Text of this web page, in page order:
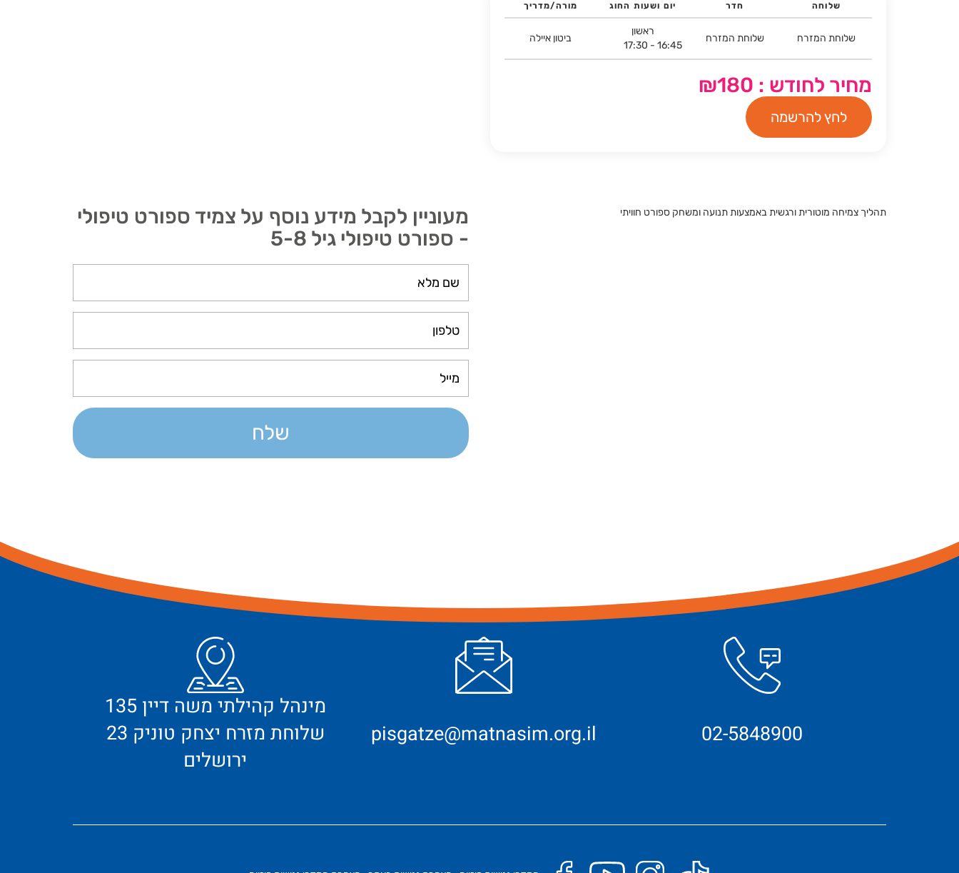
שלוחה חדר יום ושעות החוג מורה/מדריך
שלוחת המזרח שלוחת המזרח
ראשון
17:30 - 16:45
ביטון איילה
מחיר לחודש : ₪180
לחץ להרשמה
תהליך צמיחה מוטורית ורגשית באמצעות תנועה ומשחק ספורט חוויתי
מעוניין לקבל מידע נוסף על צמיד ספורט טיפולי
- ספורט טיפולי גיל 5-8
שלח
02-5848900
pisgatze@matnasim.org.il
מינהל קהילתי משה דיין 135
שלוחת מזרח יצחק טוניק 23
ירושלים